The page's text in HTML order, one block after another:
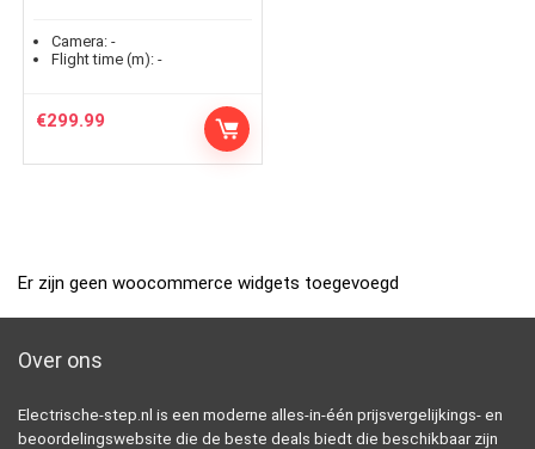
Camera: -
Flight time (m): -
€299.99
Er zijn geen woocommerce widgets toegevoegd
Over ons
Electrische-step.nl is een moderne alles-in-één prijsvergelijkings- en
beoordelingswebsite die de beste deals biedt die beschikbaar zijn